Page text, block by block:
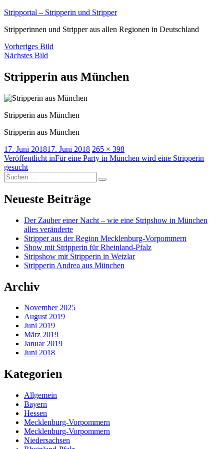
Zum
springen
Stripportal – Stripperin und Stripper
Stripperinnen und Stripper aus allen Regionen in Deutschland
Vorheriges Bild
Nächstes Bild
Stripperin aus München
Stripperin aus München
Stripperin aus München
Veröffentlicht
am
17. Juni 201817. Juni 2018 Volle
Größe
265 × 398
Beitragsnavigation
Veröffentlicht inFür eine Party in München wird eine Stripperin
gesucht
Suche
nach:
Suchen
Neueste Beiträge
Der Zauber einer Nacht – wie eine Stripshow in München
alles veränderte
Stripper aus der Region Mecklenburg-Vorpommern
Show mit Stripperin für Rheinland-Pfalz
Stripshow mit Stripperin in Wetzlar
Stripperin Andrea aus München
Archiv
November 2025
August 2019
Juni 2019
März 2019
Januar 2019
Juni 2018
Kategorien
Allgemein
Bayern
Hessen
Mecklenburg-Vorpommern
Mecklenburg-Vorpommern
Niedersachsen